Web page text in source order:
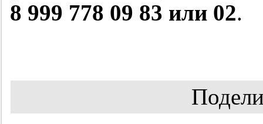
8 999 778 09 83 или 02.